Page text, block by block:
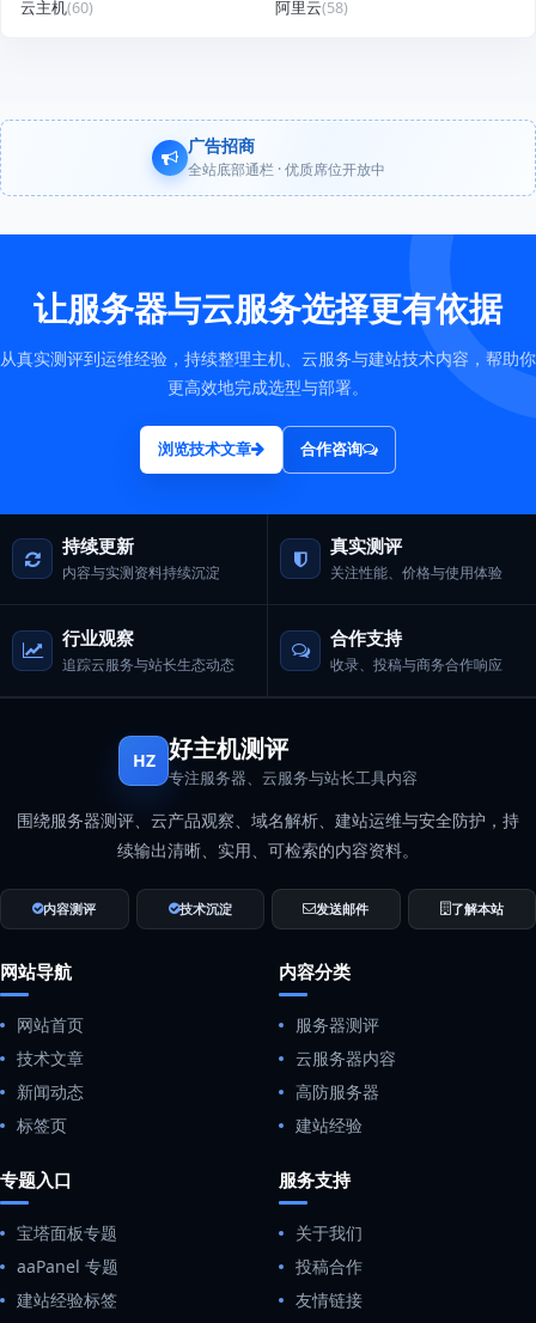
云主机(60) 阿里云(58)
广告招商
全站底部通栏 · 优质席位开放中
让服务器与云服务选择更有依据
从真实测评到运维经验，持续整理主机、云服务与建站技术内容，帮助你
更高效地完成选型与部署。
浏览技术文章 合作咨询
持续更新
内容与实测资料持续沉淀
真实测评
关注性能、价格与使用体验
行业观察
追踪云服务与站长生态动态
合作支持
收录、投稿与商务合作响应
HZ 好主机测评
专注服务器、云服务与站长工具内容
围绕服务器测评、云产品观察、域名解析、建站运维与安全防护，持
续输出清晰、实用、可检索的内容资料。
内容测评 技术沉淀 发送邮件 了解本站
网站导航
网站首页
技术文章
新闻动态
标签页
内容分类
服务器测评
云服务器内容
高防服务器
建站经验
专题入口
宝塔面板专题
aaPanel 专题
建站经验标签
服务支持
关于我们
投稿合作
友情链接